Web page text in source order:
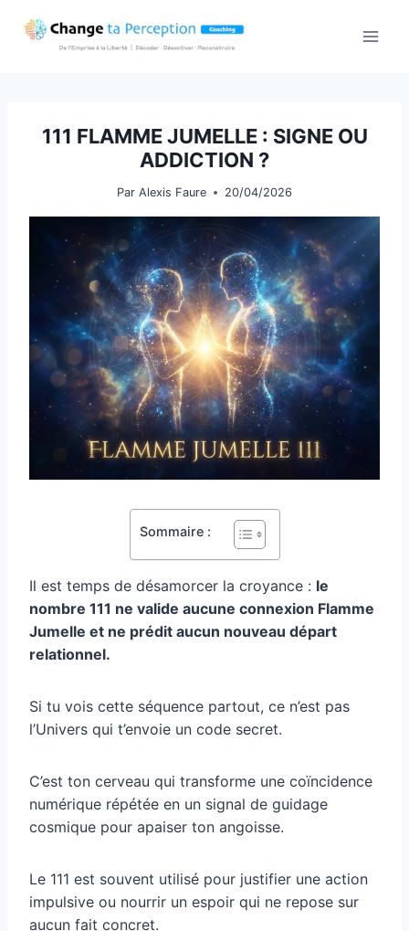
111 FLAMME JUMELLE : SIGNE OU
ADDICTION ?
Par Alexis Faure 20/04/2026
Sommaire :
Il est temps de désamorcer la croyance : le
nombre 111 ne valide aucune connexion Flamme
Jumelle et ne prédit aucun nouveau départ
relationnel.
Si tu vois cette séquence partout, ce n’est pas
l’Univers qui t’envoie un code secret.
C’est ton cerveau qui transforme une coïncidence
numérique répétée en un signal de guidage
cosmique pour apaiser ton angoisse.
Le 111 est souvent utilisé pour justifier une action
impulsive ou nourrir un espoir qui ne repose sur
aucun fait concret.